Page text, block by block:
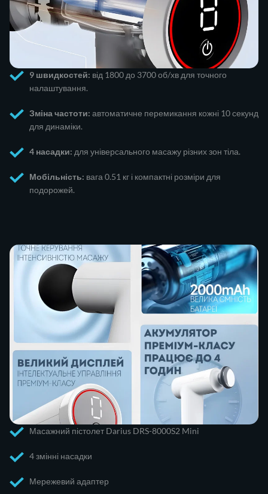
9 швидкостей: від 1800 до 3700 об/хв для точного
налаштування.
Зміна частоти: автоматичне перемикання кожні 10 секунд
для динаміки.
4 насадки: для універсального масажу різних зон тіла.
Мобільність: вага 0.51 кг і компактні розміри для
подорожей.
Масажний пістолет Darius DRS-8000S2 Mini
4 змінні насадки
Мережевий адаптер